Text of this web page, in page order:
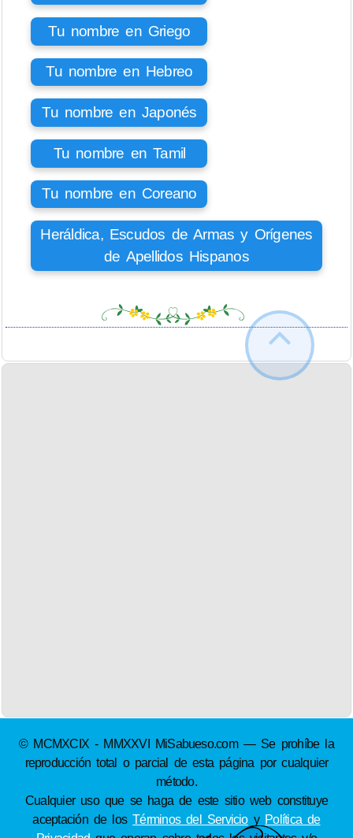
Tu nombre en Griego
Tu nombre en Hebreo
Tu nombre en Japonés
Tu nombre en Tamil
Tu nombre en Coreano
Heráldica, Escudos de Armas y Orígenes
de Apellidos Hispanos
© MCMXCIX - MMXXVI MiSabueso.com — Se prohíbe la
reproducción total o parcial de esta página por cualquier
método.
Cualquier uso que se haga de este sitio web constituye
aceptación de losTérminos del Servicioy Política de